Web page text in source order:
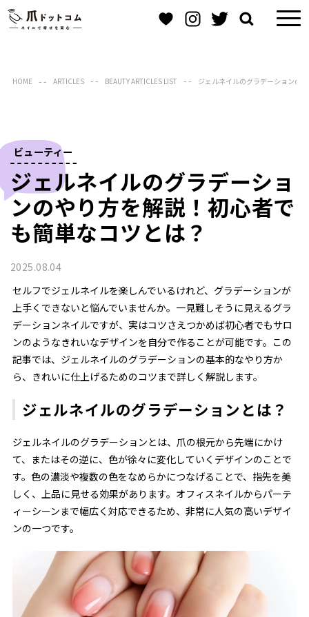
HOME ARTICLES BEAUTY ARTICLES LIST ジェルネイルのグラデーションの
ビューティー
ジェルネイルのグラデーショ
ンのやり方を解説！初心者で
も簡単なコツとは？
2025.08.04
セルフでジェルネイルを楽しんでいるけれど、グラデーションが
上手くできないと悩んでいませんか。一見難しそうに見えるグラ
デーションネイルですが、実はコツさえつかめば初心者でもサロ
ンのようなきれいなデザインを自分で作ることが可能です。この
記事では、ジェルネイルのグラデーションの基本的なやり方か
ら、きれいに仕上げるためのコツまで詳しく解説します。
ジェルネイルのグラデーションとは？
ジェルネイルのグラデーションとは、爪の根元から先端にかけ
て、またはその逆に、色が徐々に変化していくデザインのことで
す。色の濃淡や複数の色をなめらかにつなげることで、指先を美
しく、上品に見せる効果があります。オフィスネイルからパーテ
ィーシーンまで幅広く対応できるため、非常に人気の高いデザイ
ンの一つです。